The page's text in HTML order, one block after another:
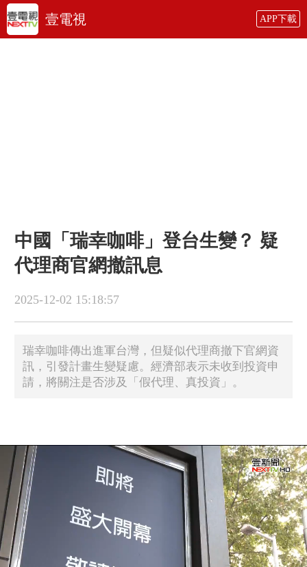
壹電視 APP下載
中國「瑞幸咖啡」登台生變？ 疑
代理商官網撤訊息
2025-12-02 15:18:57
瑞幸咖啡傳出進軍台灣，但疑似代理商撤下官網資
訊，引發計畫生變疑慮。經濟部表示未收到投資申
請，將關注是否涉及「假代理、真投資」。